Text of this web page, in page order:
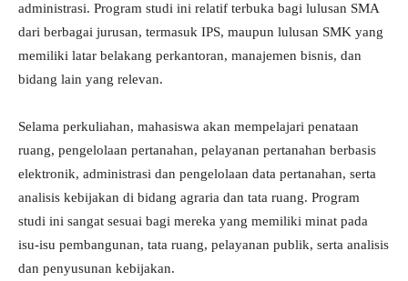
administrasi. Program studi ini relatif terbuka bagi lulusan SMA
dari berbagai jurusan, termasuk IPS, maupun lulusan SMK yang
memiliki latar belakang perkantoran, manajemen bisnis, dan
bidang lain yang relevan.
Selama perkuliahan, mahasiswa akan mempelajari penataan
ruang, pengelolaan pertanahan, pelayanan pertanahan berbasis
elektronik, administrasi dan pengelolaan data pertanahan, serta
analisis kebijakan di bidang agraria dan tata ruang. Program
studi ini sangat sesuai bagi mereka yang memiliki minat pada
isu-isu pembangunan, tata ruang, pelayanan publik, serta analisis
dan penyusunan kebijakan.